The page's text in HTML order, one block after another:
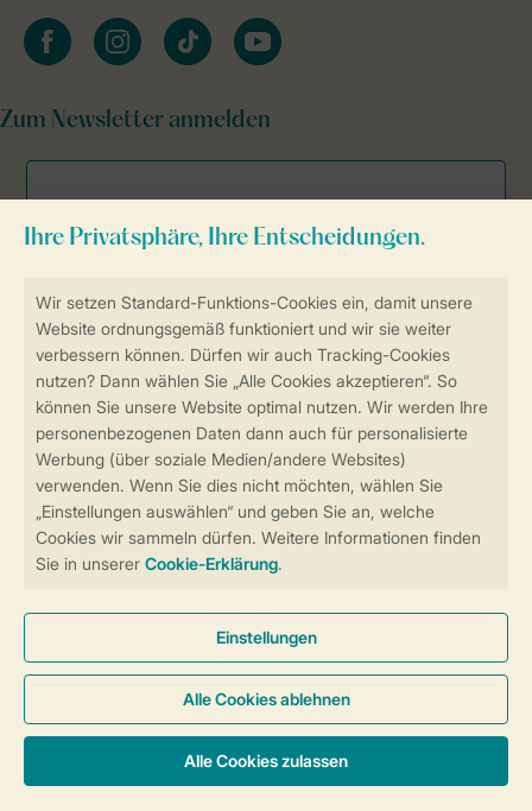
Sicherstellung Deiner Privatsphäre
Weitere Informationen und Einstellungen
Sicher und schnell zur Online-Buchung
Sichere Datenübertragung
Sicheres Bezahlen
facebookinstagramtiktok youtube
Zum Newsletter anmelden
Allgemeine Bedingungen Impressum
Cookies und Banner
Barrierefreiheit